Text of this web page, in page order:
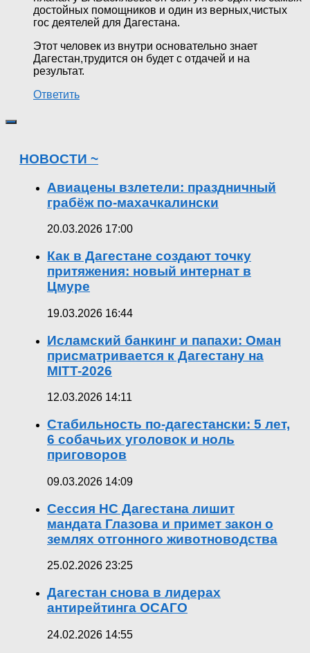
достойных помощников и один из верных,чистых
гос деятелей для Дагестана.
Этот человек из внутри основательно знает
Дагестан,трудится он будет с отдачей и на
результат.
Ответить
НОВОСТИ ~
Авиацены взлетели: праздничный
грабёж по-махачкалински
20.03.2026 17:00
Как в Дагестане создают точку
притяжения: новый интернат в
Цмуре
19.03.2026 16:44
Исламский банкинг и папахи: Оман
присматривается к Дагестану на
MITT-2026
12.03.2026 14:11
Стабильность по-дагестански: 5 лет,
6 собачьих уголовок и ноль
приговоров
09.03.2026 14:09
Сессия НС Дагестана лишит
мандата Глазова и примет закон о
землях отгонного животноводства
25.02.2026 23:25
Дагестан снова в лидерах
антирейтинга ОСАГО
24.02.2026 14:55